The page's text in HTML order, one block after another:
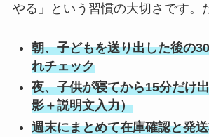
やる」という習慣の大切さです。
朝、子どもを送り出した後の
れチェック
夜、子供が寝てから15分だけ
影＋説明文入力）
週末にまとめて在庫確認と発